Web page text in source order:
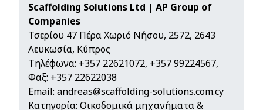
Scaffolding Solutions Ltd | AP Group of
Companies
Τσερίου 47 Πέρα Χωριό Νήσου, 2572, 2643
Λευκωσία, Κύπρος
Τηλέφωνα: +357 22621072, +357 99224567,
Φαξ: +357 22622038
Email: andreas@scaffolding-solutions.com.cy
Κατηγορία: Οικοδομικά μηχανήματα &